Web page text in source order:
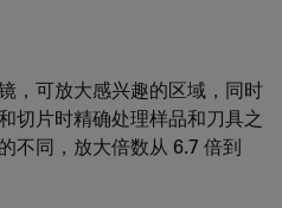
，可放大感兴趣的区域，同时
切片时精确处理样品和刀具之
不同，放大倍数从 6.7 倍到